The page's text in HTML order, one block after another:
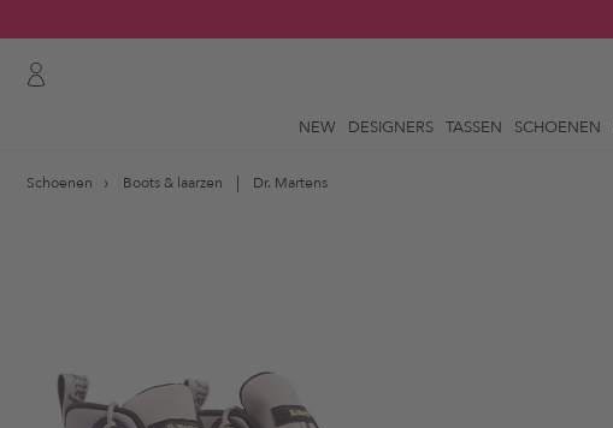
NEW DESIGNERS TASSEN SCHOENEN
Schoenen Boots & laarzen Dr. Martens